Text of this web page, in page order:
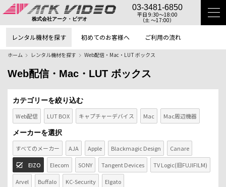
株式会社アーク・ビデオ
03-3481-6850
平日 9:30〜18:00
（土 〜17:00）
レンタル機材を探す 初めてのお客様へ ご利用の流れ
ホーム レンタル機材を探す Web配信・Mac・LUT ボックス
Web配信・Mac・LUT ボックス
カテゴリーを絞り込む
Web配信
LUT BOX キャプチャーデバイス Mac Mac周辺機器
メーカーを選択
すべてのメーカー
AJA Apple Blackmagic Design Canare
EIZO Elecom SONY Tangent Devices TV Logic(旧FUJIFILM)
Arvel Buffalo KC-Security Elgato